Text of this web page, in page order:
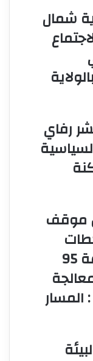
شمال
رفاي
موقف
الوسيطة والمرادم وخدمة 95
المسار